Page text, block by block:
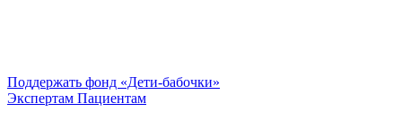
Поддержать фонд «Дети-бабочки»
Экспертам Пациентам